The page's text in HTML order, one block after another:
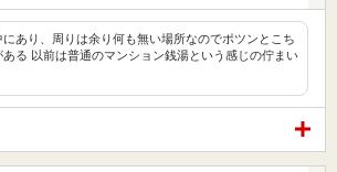
にあり、周りは余り何も無い場所なのでポツンとこち
ある 以前は普通のマンション銭湯という感じの佇まい